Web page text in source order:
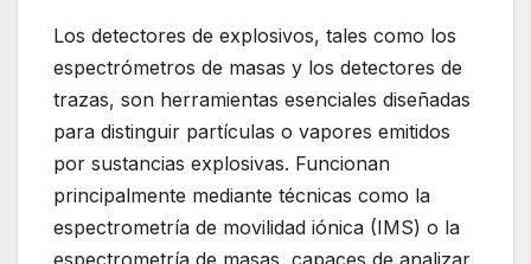
Los detectores de explosivos, tales como los
espectrómetros de masas y los detectores de
trazas, son herramientas esenciales diseñadas
para distinguir partículas o vapores emitidos
por sustancias explosivas. Funcionan
principalmente mediante técnicas como la
espectrometría de movilidad iónica (IMS) o la